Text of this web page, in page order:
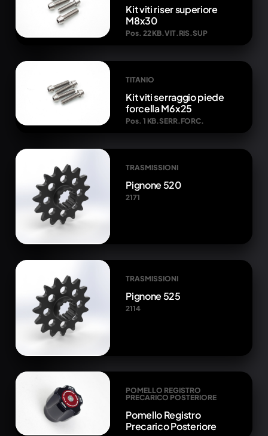
Kit viti riser superiore
M8x30
Pos. 22 KB.VIT.RIS.SUP
TITANIO
Kit viti serraggio piede
forcella M6x25
Pos. 1 KB.SERR.FORC.
TRASMISSIONI
Pignone 520
2171
TRASMISSIONI
Pignone 525
2114
POMELLO REGISTRO
PRECARICO POSTERIORE
Pomello Registro
Precarico Posteriore